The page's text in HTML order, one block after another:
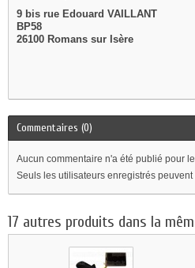
9 bis rue Edouard VAILLANT
BP58
26100 Romans sur Isère
Commentaires (0)
Aucun commentaire n'a été publié pour
Seuls les utilisateurs enregistrés
17 autres produits dans la